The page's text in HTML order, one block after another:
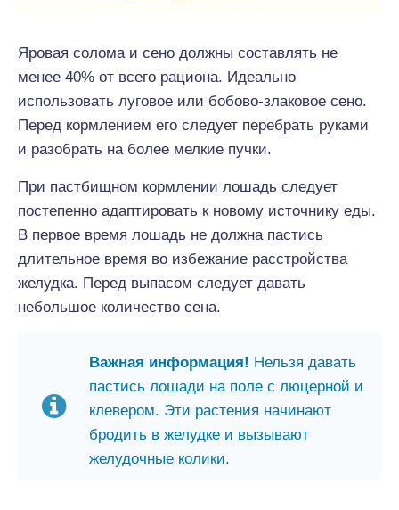
Яровая солома и сено должны составлять не
менее 40% от всего рациона. Идеально
использовать луговое или бобово-злаковое сено.
Перед кормлением его следует перебрать руками
и разобрать на более мелкие пучки.
При пастбищном кормлении лошадь следует
постепенно адаптировать к новому источнику еды.
В первое время лошадь не должна пастись
длительное время во избежание расстройства
желудка. Перед выпасом следует давать
небольшое количество сена.
Важная информация! Нельзя давать
пастись лошади на поле с люцерной и
клевером. Эти растения начинают
бродить в желудке и вызывают
желудочные колики.